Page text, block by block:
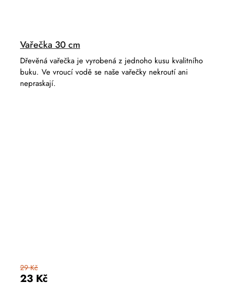
Vařečka 30 cm
23 Kč
29 Kč
Dřevěná vařečka je vyrobená z jednoho kusu kvalitního
buku. Ve vroucí vodě se naše vařečky nekroutí ani
nepraskají.